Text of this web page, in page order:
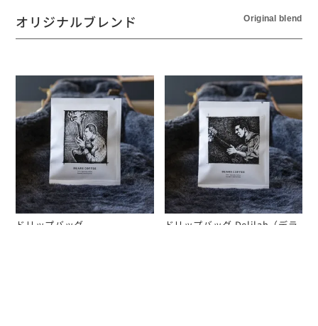
オリジナルブレンド Original blend
ドリップバッグ
ドリップバッグ Delilah（デラ